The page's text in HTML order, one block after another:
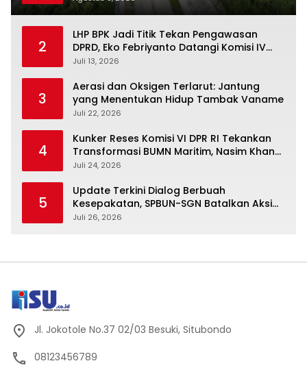
2
LHP BPK Jadi Titik Tekan Pengawasan
DPRD, Eko Febriyanto Datangi Komisi IV
dan Ajak Dewan Kembali Berpijak pada
Juli 13, 2026
3
Aerasi dan Oksigen Terlarut: Jantung
yang Menentukan Hidup Tambak Vaname
Juli 22, 2026
4
Kunker Reses Komisi VI DPR RI Tekankan
Transformasi BUMN Maritim, Nasim Khan
Kawal Penguatan Sektor Laut
Juli 24, 2026
5
Update Terkini Dialog Berbuah
Kesepakatan, SPBUN-SGN Batalkan Aksi
Nasional Setelah Holding Penuhi Sejumlah
Juli 26, 2026
Jl. Jokotole No.37 02/03 Besuki, Situbondo
08123456789